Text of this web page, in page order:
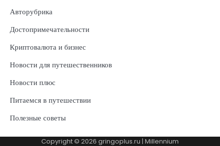
Авторубрика
Достопримечательности
Криптовалюта и бизнес
Новости для путешественников
Новости плюс
Питаемся в путешествии
Полезные советы
Copyright © 2026 gringoplus.ru | Millennium